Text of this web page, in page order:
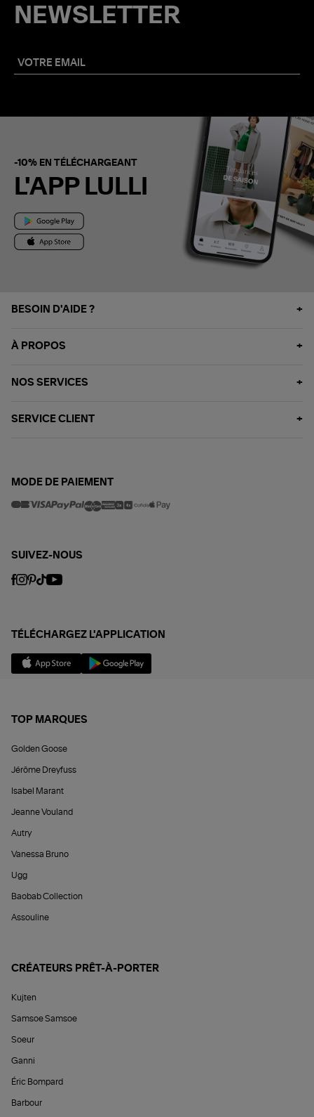
NEWSLETTER
-10% EN TÉLÉCHARGEANT
L'APP LULLI
BESOIN D'AIDE ?
À PROPOS
NOS SERVICES
SERVICE CLIENT
MODE DE PAIEMENT
SUIVEZ-NOUS
TÉLÉCHARGEZ L'APPLICATION
TOP MARQUES
Golden Goose
Jérôme Dreyfuss
Isabel Marant
Jeanne Vouland
Autry
Vanessa Bruno
Ugg
Baobab Collection
Assouline
CRÉATEURS PRÊT-À-PORTER
Kujten
Samsoe Samsoe
Soeur
Ganni
Éric Bompard
Barbour